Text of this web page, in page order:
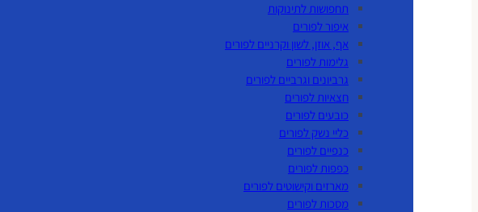
תחפושות לתינוקות
איפור לפורים
אף, אוזן, לשון וקרניים לפורים
גלימות לפורים
גרביונים וגרביים לפורים
חצאיות לפורים
כובעים לפורים
כליי נשק לפורים
כנפיים לפורים
כפפות לפורים
מארזים וקישוטים לפורים
מסכות לפורים